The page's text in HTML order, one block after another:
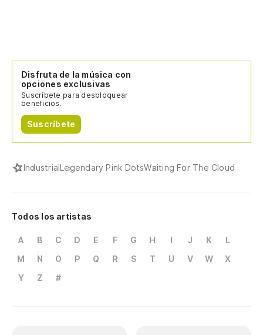
Disfruta de la música con
opciones exclusivas
Suscríbete para desbloquear
beneficios.
Suscríbete
IndustrialLegendary Pink DotsWaiting For The Cloud
Todos los artistas
A B C D E F G H I J K
L
M
N O P Q R S T U V W
X
Y
Z #